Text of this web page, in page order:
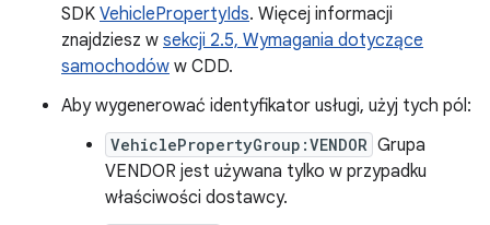
SDK VehiclePropertyIds. Więcej informacji
znajdziesz w sekcji 2.5, Wymagania dotyczące
samochodów w CDD.
Aby wygenerować identyfikator usługi, użyj tych pól:
VehiclePropertyGroup:VENDOR Grupa
VENDOR jest używana tylko w przypadku
właściwości dostawcy.